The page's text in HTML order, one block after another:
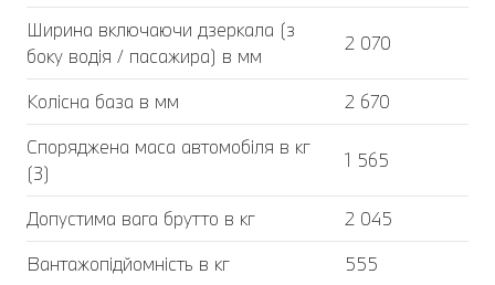
Ширина включаючи дзеркала (з
боку водія / пасажира) в мм
2 070
Колісна база в мм
2 670
Споряджена маса автомобіля в кг
(3)
1 565
Допустима вага брутто в кг
2 045
Вантажопідйомність в кг
555